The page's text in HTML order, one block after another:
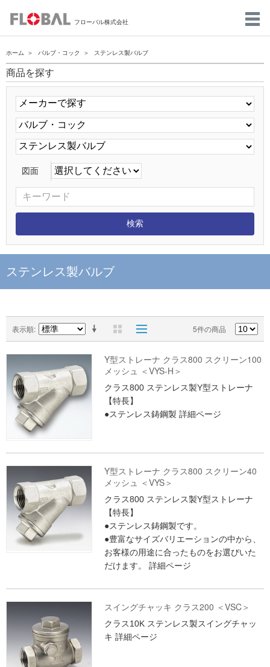
フローバル株式会社
ホーム バルブ・コック ステンレス製バルブ
商品を探す
図面
ステンレス製バルブ
表示順 5件の商品
Y型ストレーナ クラス800 スクリーン100
メッシュ ＜VYS-H＞
クラス800 ステンレス製Y型ストレーナ
【特長】
●ステンレス鋳鋼製 詳細ページ
Y型ストレーナ クラス800 スクリーン40
メッシュ ＜VYS＞
クラス800 ステンレス製Y型ストレーナ
【特長】
●ステンレス鋳鋼製です。
●豊富なサイズバリエーションの中から、
お客様の用途に合ったものをお選びいた
だけます。 詳細ページ
スイングチャッキ クラス200 ＜VSC＞
クラス10K ステンレス製スイングチャッ
キ 詳細ページ